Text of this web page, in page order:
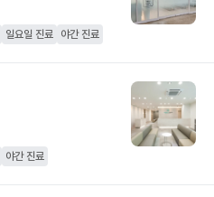
일요일 진료 야간 진료
야간 진료